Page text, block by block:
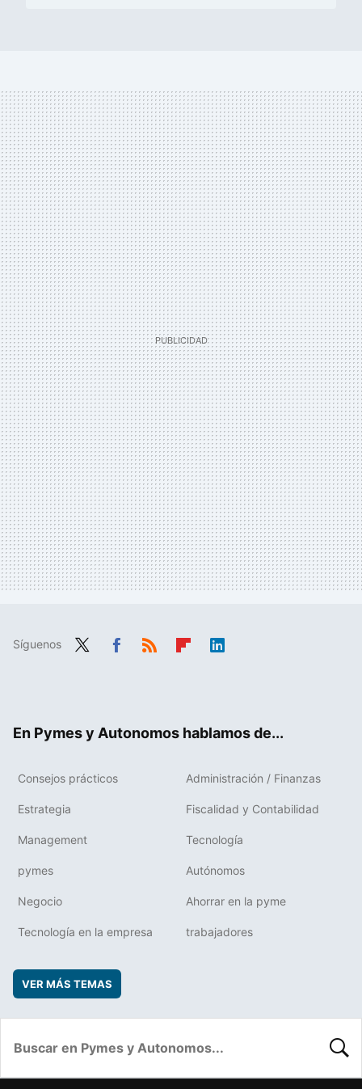
Síguenos
En Pymes y Autonomos hablamos de...
Consejos prácticos Administración / Finanzas
Estrategia Fiscalidad y Contabilidad
Management Tecnología
pymes Autónomos
Negocio Ahorrar en la pyme
Tecnología en la empresa trabajadores
VER MÁS TEMAS